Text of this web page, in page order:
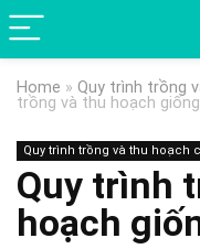
Home » Quy trình trồng
trồng và thu hoạch
Quy trình trồng và thu hoạch
Quy trình
hoạch